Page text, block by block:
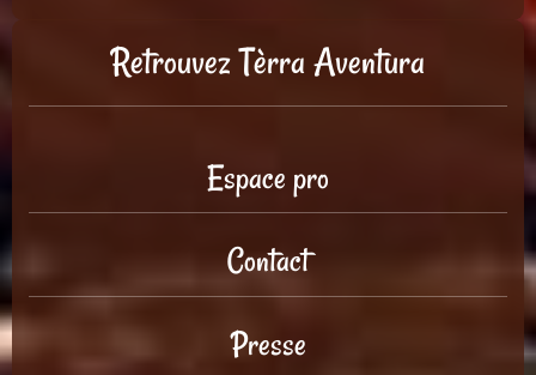
Retrouvez Tèrra Aventura
Espace pro
Contact
Presse